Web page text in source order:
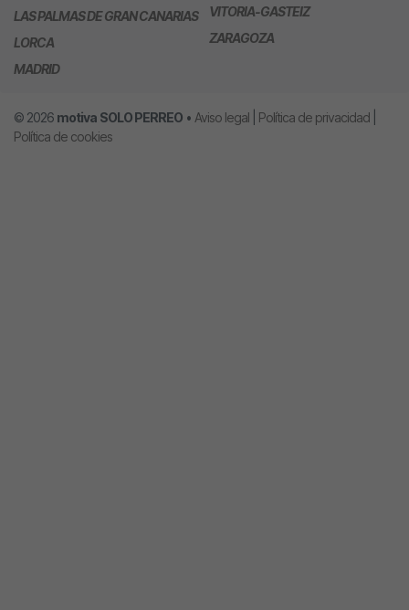
LAS PALMAS DE GRAN CANARIAS
LORCA
MADRID
VITORIA-GASTEIZ
ZARAGOZA
© 2026 motiva SOLO PERREO • Aviso legal Política de privacidad
Política de cookies